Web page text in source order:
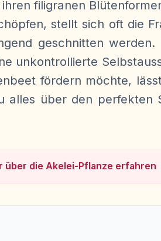
filigranen
stellt sich oft die
geschnitten werden.
unkontrollierte
fördern möchte,
alles über den perfekten
über die Akelei-Pflanze erfahren